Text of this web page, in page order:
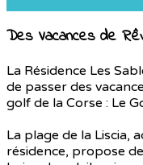
Des Vacances de
La Résidence Les
de passer des
golf de la Corse : Le
La plage de la Liscia,
résidence, propose de